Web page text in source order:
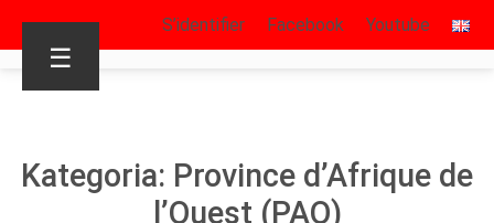
S’identifier Facebook Youtube
☰
Kategoria: Province d’Afrique de
l’Ouest (PAO)